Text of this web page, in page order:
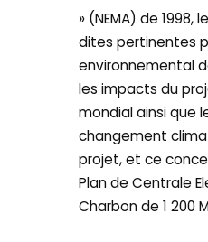
» (NEMA) de 1998,
dites ​pertinentes
environnemental
les impacts du
mondial ainsi que
changement
projet, et ce
Plan de Centrale
Charbon de 1 200